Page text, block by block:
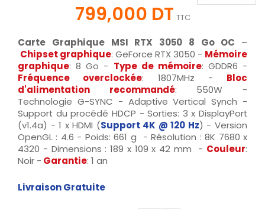
799,000 DT TTC
Carte Graphique MSI RTX 3050 8 Go OC –
Chipset graphique: GeForce RTX 3050 - Mémoire
graphique: 8 Go - Type de mémoire: GDDR6 -
Fréquence overclockée: 1807MHz - Bloc
d'alimentation recommandé: 550W -
Technologie G-SYNC - Adaptive Vertical Synch -
Support du procédé HDCP - Sorties: 3 x DisplayPort
(v1.4a) - 1 x HDMI (Support 4K @ 120 Hz) - Version
OpenGL : 4.6 - Poids: 661 g - Résolution : 8K 7680 x
4320 - Dimensions : 189 x 109 x 42 mm - Couleur:
Noir - Garantie: 1 an
Livraison Gratuite